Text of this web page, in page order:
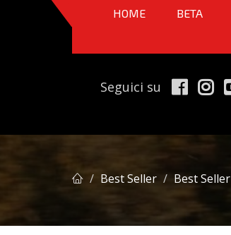
HOME BETA
Seguici su
Best Seller Best Seller